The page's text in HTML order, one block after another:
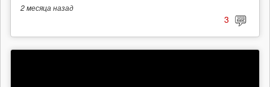
2 месяцаназад
3